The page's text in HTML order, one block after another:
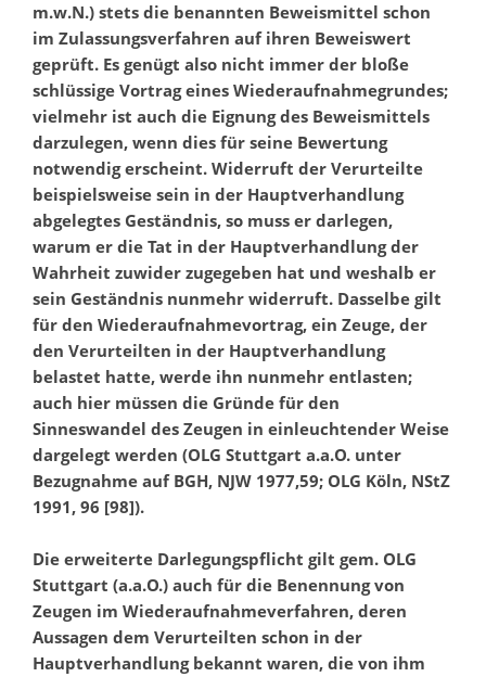
m.w.N.) stets die benannten Beweismittel schon
im Zulassungsverfahren auf ihren Beweiswert
geprüft. Es genügt also nicht immer der bloße
schlüssige Vortrag eines Wiederaufnahmegrundes;
vielmehr ist auch die Eignung des Beweismittels
darzulegen, wenn dies für seine Bewertung
notwendig erscheint. Widerruft der Verurteilte
beispielsweise sein in der Hauptverhandlung
abgelegtes Geständnis, so muss er darlegen,
warum er die Tat in der Hauptverhandlung der
Wahrheit zuwider zugegeben hat und weshalb er
sein Geständnis nunmehr widerruft. Dasselbe gilt
für den Wiederaufnahmevortrag, ein Zeuge, der
den Verurteilten in der Hauptverhandlung
belastet hatte, werde ihn nunmehr entlasten;
auch hier müssen die Gründe für den
Sinneswandel des Zeugen in einleuchtender Weise
dargelegt werden (OLG Stuttgart a.a.O. unter
Bezugnahme auf BGH, NJW 1977,59; OLG Köln, NStZ
1991, 96 [98]).
Die erweiterte Darlegungspflicht gilt gem. OLG
Stuttgart (a.a.O.) auch für die Benennung von
Zeugen im Wiederaufnahmeverfahren, deren
Aussagen dem Verurteilten schon in der
Hauptverhandlung bekannt waren, die von ihm